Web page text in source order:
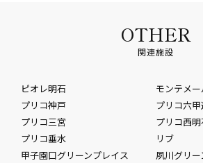
OTHER
関連施設
ピオレ明石
モンテメー
プリコ神戸
プリコ六甲
プリコ三宮
プリコ西
プリコ垂水
リブ
甲子園口グリーンプレイス
夙川グリ